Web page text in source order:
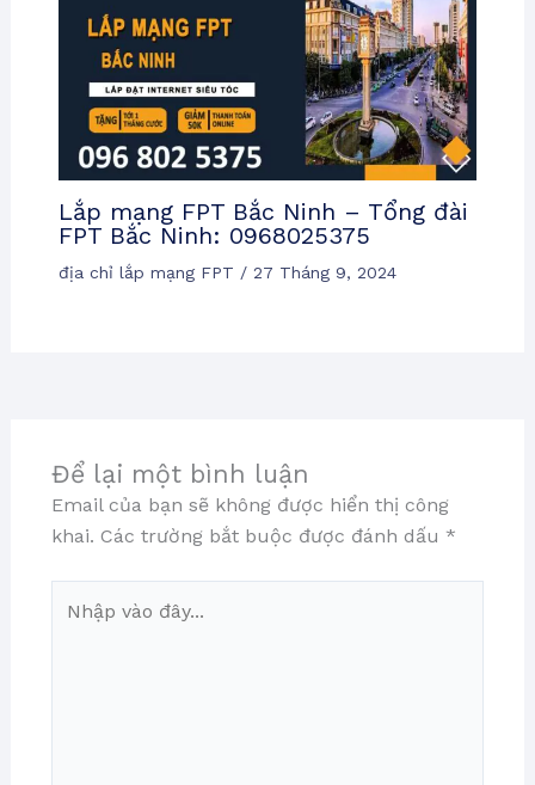
Lắp mạng FPT Bắc Ninh – Tổng đài
FPT Bắc Ninh: 0968025375
địa chỉ lắp mạng FPT / 27 Tháng 9, 2024
Để lại một bình luận
Email của bạn sẽ không được hiển thị công
khai. Các trường bắt buộc được đánh dấu *